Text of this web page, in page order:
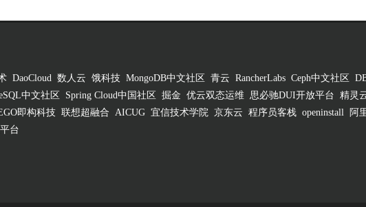
DaoCloud 数人云 饿科技 MongoDB中文社区 青云 RancherLabs Ceph中文社区
中文社区 Spring Cloud中国社区 掘金 优云双态运维 思必驰DUI开放平台 精灵
即构科技 联想超融合 AICUG 宜信技术学院 京东云 程序员客栈 openinstall 阿
台